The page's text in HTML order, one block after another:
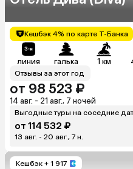
Кешбэк 4% по карте Т-Банка
линия галька 1 км
Отзывы за этот год
от 98 523 ₽
14 авг. - 21 авг., 7 ночей
Выгодные туры на соседние
от 114 532 ₽
13 авг. - 20 авг., 7 н.
Кешбэк + 1 917